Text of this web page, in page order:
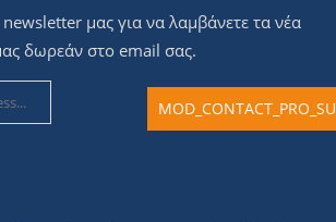
newsletter μας για να λαμβάνετε τα νέα
δωρεάν στο email σας.